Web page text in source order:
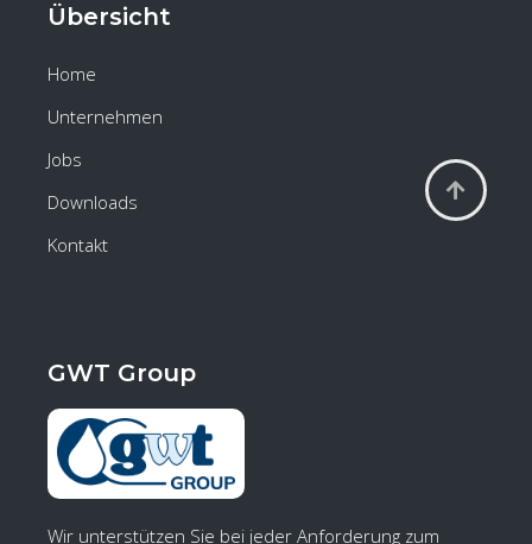
Übersicht
Home
Unternehmen
Jobs
Downloads
Kontakt
GWT Group
Wir unterstützen Sie bei jeder Anforderung zum